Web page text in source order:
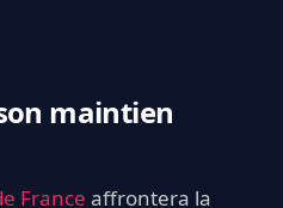
maintien
France affrontera la